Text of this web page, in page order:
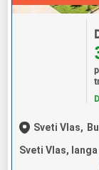
Sveti Vlas,
Sveti Vlas,